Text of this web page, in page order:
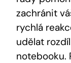
zachránit
rychlá
udělat
notebooku.